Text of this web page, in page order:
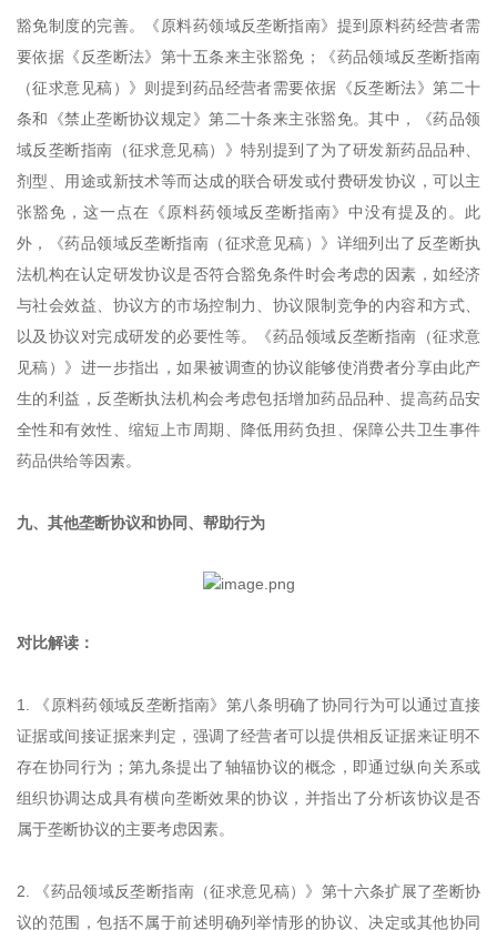
豁免制度的完善。《原料药领域反垄断指南》提到原料药经营者需
要依据《反垄断法》第十五条来主张豁免；《药品领域反垄断指南
（征求意见稿）》则提到药品经营者需要依据《反垄断法》第二十
条和《禁止垄断协议规定》第二十条来主张豁免。其中，《药品领
域反垄断指南（征求意见稿）》特别提到了为了研发新药品品种、
剂型、用途或新技术等而达成的联合研发或付费研发协议，可以主
张豁免，这一点在《原料药领域反垄断指南》中没有提及的。此
外，《药品领域反垄断指南（征求意见稿）》详细列出了反垄断执
法机构在认定研发协议是否符合豁免条件时会考虑的因素，如经济
与社会效益、协议方的市场控制力、协议限制竞争的内容和方式、
以及协议对完成研发的必要性等。《药品领域反垄断指南（征求意
见稿）》进一步指出，如果被调查的协议能够使消费者分享由此产
生的利益，反垄断执法机构会考虑包括增加药品品种、提高药品安
全性和有效性、缩短上市周期、降低用药负担、保障公共卫生事件
药品供给等因素。
九、其他垄断协议和协同、帮助行为
对比解读：
1. 《原料药领域反垄断指南》第八条明确了协同行为可以通过直接
证据或间接证据来判定，强调了经营者可以提供相反证据来证明不
存在协同行为；第九条提出了轴辐协议的概念，即通过纵向关系或
组织协调达成具有横向垄断效果的协议，并指出了分析该协议是否
属于垄断协议的主要考虑因素。
2. 《药品领域反垄断指南（征求意见稿）》第十六条扩展了垄断协
议的范围，包括不属于前述明确列举情形的协议、决定或其他协同